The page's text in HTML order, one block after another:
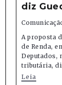
diz
A proposta
de Renda,
Deputados,
tributária,
Leia